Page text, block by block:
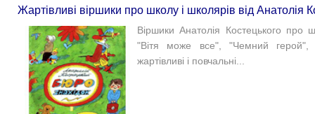
Жартівливі віршики про школу і школярів від Анатолія
Віршики Анатолія Костецького про
"Вітя може все", "Чемний
жартівливі і повчальні...